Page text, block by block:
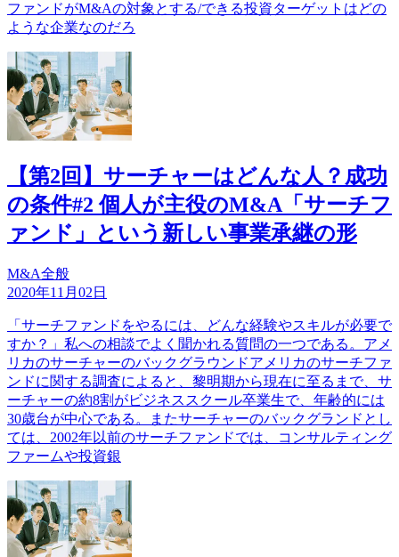
ファンドがM&Aの対象とする/できる投資ターゲットはどの
ような企業なのだろ
【第2回】サーチャーはどんな人？成功
の条件#2 個人が主役のM&A「サーチフ
ァンド」という新しい事業承継の形
M&A全般
2020年11月02日
「サーチファンドをやるには、どんな経験やスキルが必要で
すか？」私への相談でよく聞かれる質問の一つである。アメ
リカのサーチャーのバックグラウンドアメリカのサーチファ
ンドに関する調査によると、黎明期から現在に至るまで、サ
ーチャーの約8割がビジネススクール卒業生で、年齢的には
30歳台が中心である。またサーチャーのバックグランドとし
ては、2002年以前のサーチファンドでは、コンサルティング
ファームや投資銀